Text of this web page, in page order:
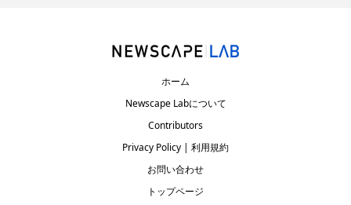
ホーム
Newscape Labについて
Contributors
Privacy Policy | 利用規約
お問い合わせ
トップページ